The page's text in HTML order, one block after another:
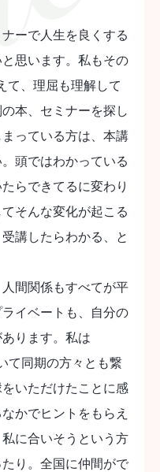
ーで人生を良くする
思います。私もその
て、理屈も理解して
本、セミナーを探し
っている方は、本講
頭ではわかっている
らできてるに変わり
そんな変化が起こる
講したらわかる、と
間関係もすべてが平
イベートも、自分の
ります。私は
て同期の方々とも繋
いただけたことに感
かでヒントをもらえ
に合いそうという方
り。全国に仲間がで